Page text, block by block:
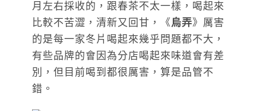
月左右採收的，跟春茶不太一樣，喝起來
比較不苦澀，清新又回甘，《烏弄》厲害
的是每一家冬片喝起來幾乎問題都不大，
有些品牌的會因為分店喝起來味道會有差
別，但目前喝到都很厲害，算是品管不
錯。